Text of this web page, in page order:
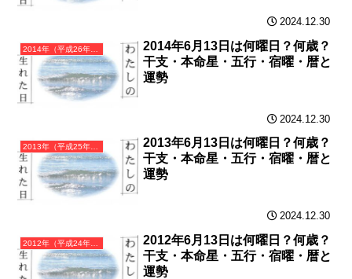
2024.12.30
2014年（平成26年）甲午（きのえうま）・午年（うま年）カレンダー（月曜はじまり）
2014年6月13日は何曜日？何歳？
干支・本命星・五行・宿曜・暦と
運勢
2024.12.30
2013年（平成25年）癸巳（みずのとみ）・巳年（へび年）カレンダー（月曜はじまり）
2013年6月13日は何曜日？何歳？
干支・本命星・五行・宿曜・暦と
運勢
2024.12.30
2012年（平成24年）壬辰（みずのえたつ）・辰年（たつ年）カレンダー（月曜はじまり）
2012年6月13日は何曜日？何歳？
干支・本命星・五行・宿曜・暦と
運勢